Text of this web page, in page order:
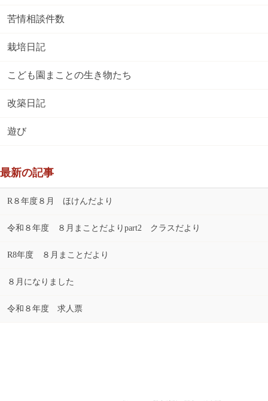
苦情相談件数
栽培日記
こども園まことの生き物たち
改築日記
遊び
最新の記事
R８年度８月 ほけんだより
令和８年度 ８月まことだよりpart2 クラスだより
R8年度 ８月まことだより
８月になりました
令和８年度 求人票